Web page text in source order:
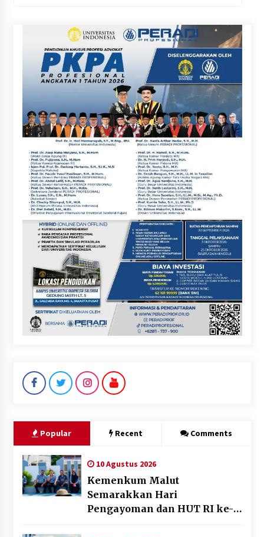
Popular Recent Comments
10 Agustus 2026
Kemenkum Malut
Semarakkan Hari
Pengayoman dan HUT RI ke-